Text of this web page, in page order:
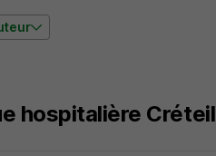
hospitalière Créteil